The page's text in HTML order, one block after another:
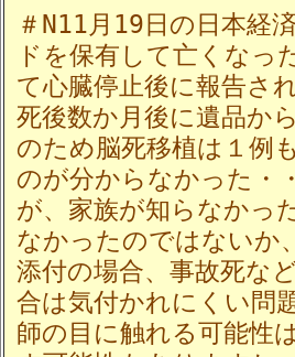
＃N11月19日の日本経
ドを保有して亡くなっ
て心臓停止後に報告さ
死後数か月後に遺品か
のため脳死移植は１例
のが分からなかった・
が、家族が知らなかっ
なかったのではないか
添付の場合、事故死な
合は気付かれにくい問
師の目に触れる可能性